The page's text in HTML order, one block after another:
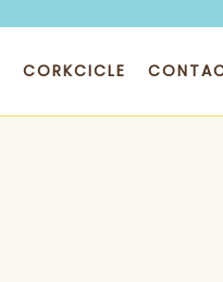
CORKCICLE